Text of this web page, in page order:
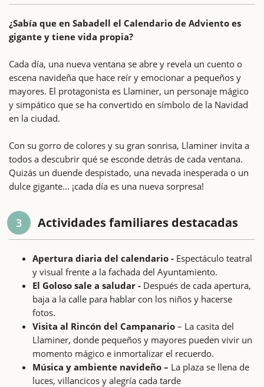
¿Sabía que en Sabadell el Calendario de Adviento es
gigante y tiene vida propia?
Cada día, una nueva ventana se abre y revela un cuento o
escena navideña que hace reír y emocionar a pequeños y
mayores. El protagonista es Llaminer, un personaje mágico
y simpático que se ha convertido en símbolo de la Navidad
en la ciudad.
Con su gorro de colores y su gran sonrisa, Llaminer invita a
todos a descubrir qué se esconde detrás de cada ventana.
Quizás un duende despistado, una nevada inesperada o un
dulce gigante... ¡cada día es una nueva sorpresa!
3 Actividades familiares destacadas
Apertura diaria del calendario - Espectáculo teatral
y visual frente a la fachada del Ayuntamiento.
El Goloso sale a saludar - Después de cada apertura,
baja a la calle para hablar con los niños y hacerse
fotos.
Visita al Rincón del Campanario – La casita del
Llaminer, donde pequeños y mayores pueden vivir un
momento mágico e inmortalizar el recuerdo.
Música y ambiente navideño – La plaza se llena de
luces, villancicos y alegría cada tarde